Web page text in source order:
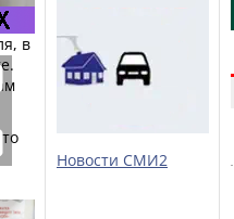
в
Новости СМИ2